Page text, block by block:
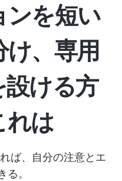
ンを短い
け、専用
ける方
れは
ば、自分の注意とエ
。